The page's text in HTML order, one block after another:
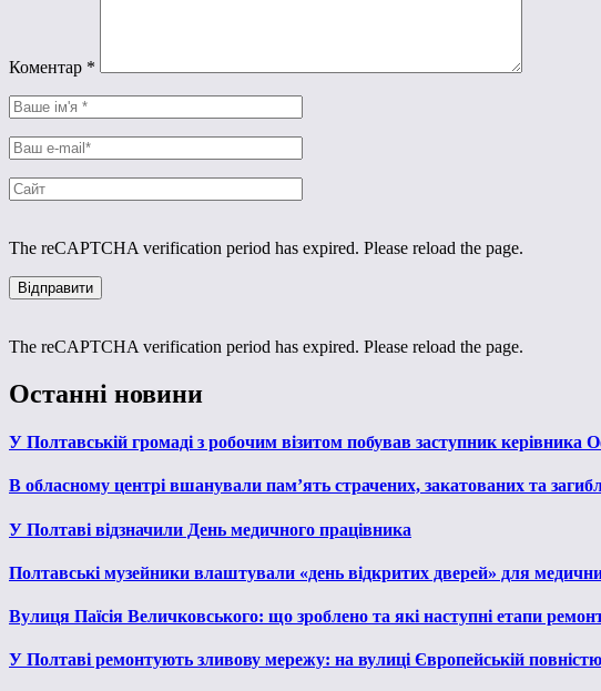
Коментар *
The reCAPTCHA verification period has expired. Please reload the page.
The reCAPTCHA verification period has expired. Please reload the page.
Останні новини
У Полтавській громаді з робочим візитом побував заступник керівника
В обласному центрі вшанували пам’ять страчених, закатованих та
У Полтаві відзначили День медичного працівника
Полтавські музейники влаштували «день відкритих дверей» для
Вулиця Паїсія Величковського: що зроблено та які наступні етапи
У Полтаві ремонтують зливову мережу: на вулиці Європейській